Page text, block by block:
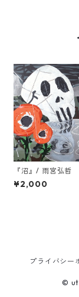
『沼』/ 雨宮弘哲
¥2,000
プライバシー
©